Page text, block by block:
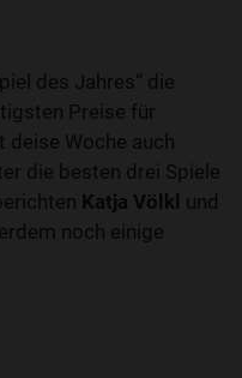
des Jahres“ die
Preise für
deise Woche auch
die besten drei Spiele
Katja Völkl und
noch einige